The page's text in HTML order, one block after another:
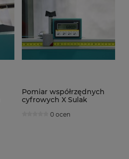
Pomiar współrzędnych
cyfrowych X Sulak
0 ocen